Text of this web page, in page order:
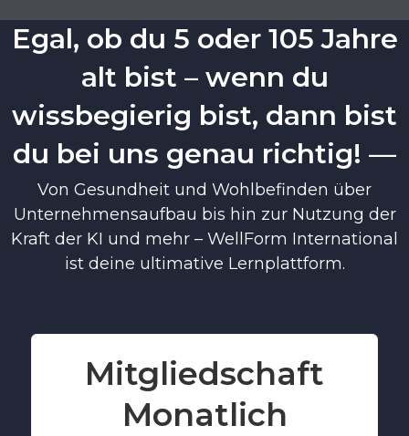
Egal, ob du 5 oder 105 Jahre
alt bist – wenn du
wissbegierig bist, dann bist
du bei uns genau richtig! —
Von Gesundheit und Wohlbefinden über
Unternehmensaufbau bis hin zur Nutzung der
Kraft der KI und mehr – WellForm International
ist deine ultimative Lernplattform.
Mitgliedschaft
Monatlich